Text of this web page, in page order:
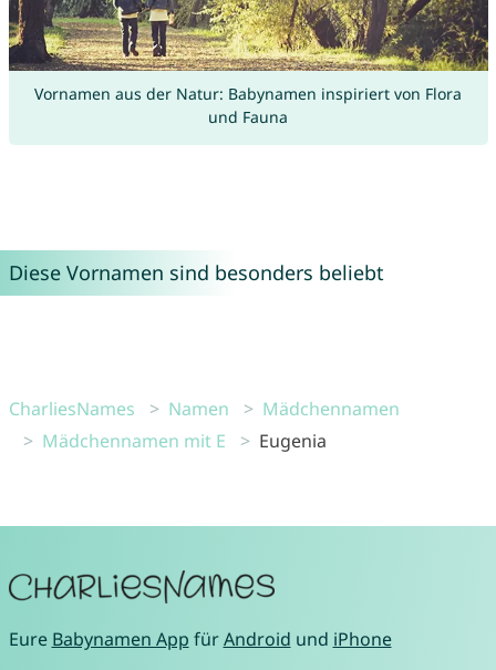
Vornamen aus der Natur: Babynamen inspiriert von Flora
und Fauna
Diese Vornamen sind besonders beliebt
CharliesNames Namen
Mädchennamen
Mädchennamen mit E
Eugenia
Eure Babynamen App fürAndroid und iPhone